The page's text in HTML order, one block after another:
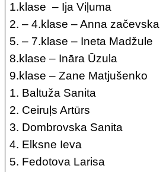
1.klase – Ija Viļuma
2. – 4.klase – Anna začevska
5. – 7.klase – Ineta Madžule
8.klase – Ināra Ūzula
9.klase – Zane Matjušenko
1. Baltuža Sanita
2. Ceiruļs Artūrs
3. Dombrovska Sanita
4. Elksne Ieva
5. Fedotova Larisa